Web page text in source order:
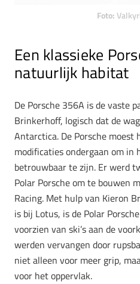
Foto:
Een klassieke
natuurlijk habitat
De Porsche 356A is de vaste
Brinkerhoff, logisch dat de
Antarctica. De Porsche
modificaties ondergaan om
betrouwbaar te zijn. Er werd
Polar Porsche om te bouwen
Racing. Met hulp van Kieron
is bij Lotus, is de Polar
voorzien van ski’s aan de
werden vervangen door
niet alleen voor meer grip,
voor het oppervlak.